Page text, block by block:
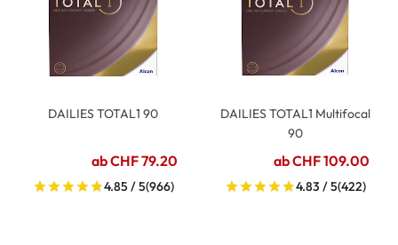
DAILIES TOTAL1 90
ab CHF 79.20
4.85 / 5(966)
DAILIES TOTAL1 Multifocal
90
ab CHF 109.00
4.83 / 5(422)